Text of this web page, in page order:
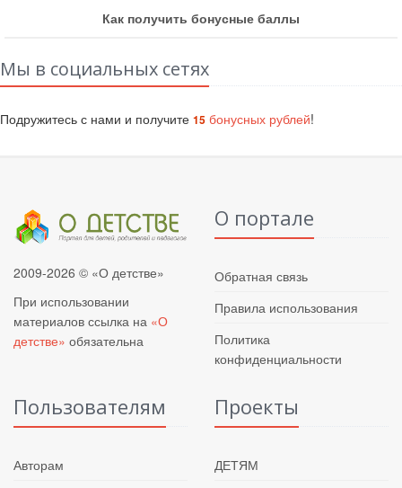
Как получить бонусные баллы
Мы в социальных сетях
Подружитесь с нами и получите 15 бонусных рублей!
2009-2026 © «О детстве»
При использовании
материалов ссылка на «О
детстве» обязательна
О портале
Обратная связь
Правила использования
Политика
конфиденциальности
Пользователям
Авторам
Проекты
ДЕТЯМ